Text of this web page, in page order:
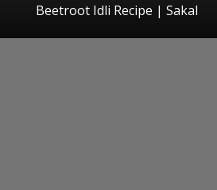
Beetroot Idli Recipe | Sakal